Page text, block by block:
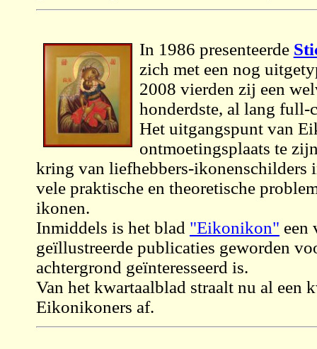
In 1986 presenteerde
zich met een nog
2008 vierden zij een
honderdste, al lang full-
Het uitgangspunt van
ontmoetingsplaats te
kring van liefhebbers-ikonenschilders
vele praktische en theoretische
ikonen.
Inmiddels is het blad "Eikonikon" een
geïllustreerde publicaties geworden
achtergrond geïnteresseerd is.
Van het kwartaalblad straalt nu al een
Eikonikoners af.